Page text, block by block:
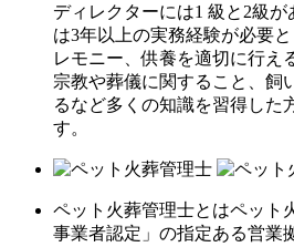
ディレクターには1 級と2級
は3年以上の実務経験が必要
レモニー、供養を適切に行え
宗教や葬儀に関すること、飼
るなど多くの知識を習得した
す。
ペット火葬管理士とはペット
事業者認定」の指定ある営業